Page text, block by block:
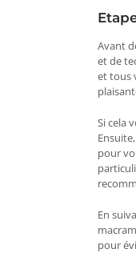
Avant
et de
et tous
Si cela
pour
En
pour